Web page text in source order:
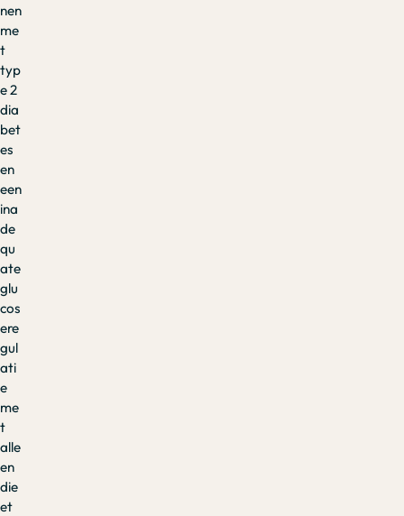
nen
me
t
typ
e 2
dia
bet
es
en
een
ina
de
qu
ate
glu
cos
ere
gul
ati
e
me
t
alle
en
die
et